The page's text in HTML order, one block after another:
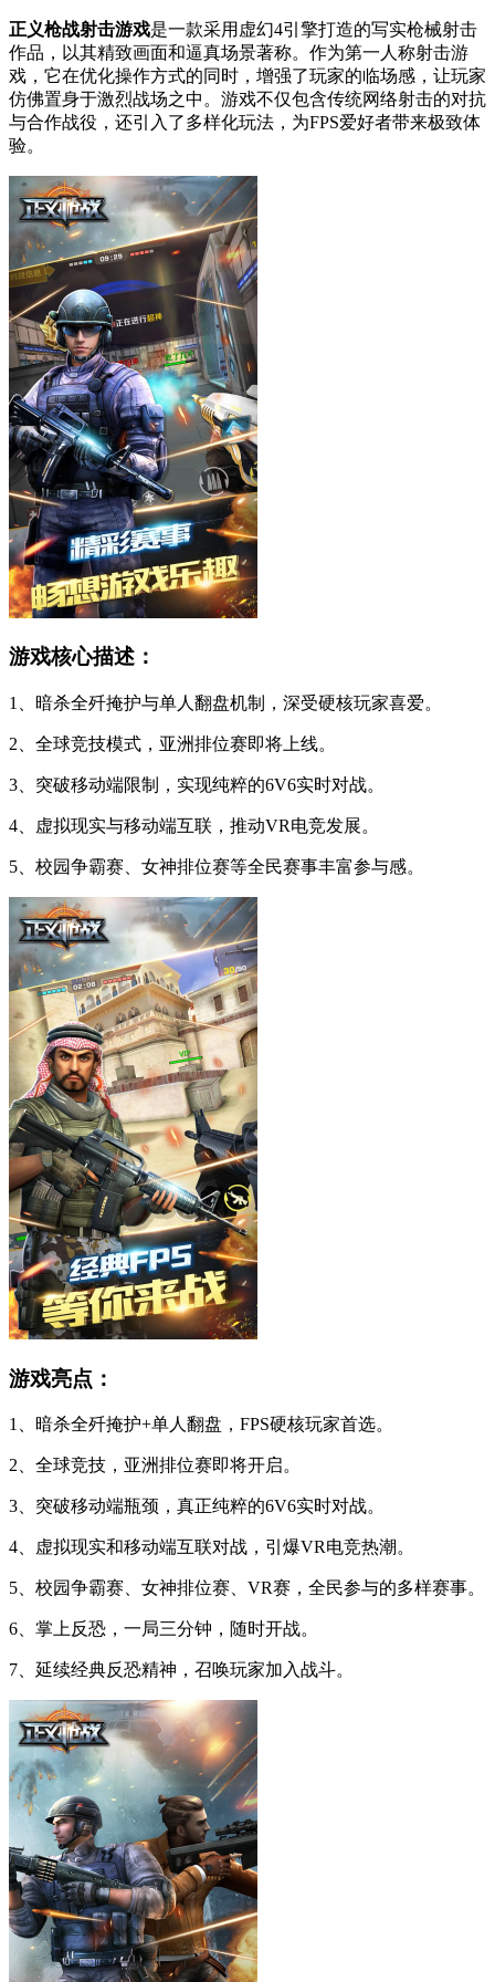
正义枪战射击游戏是一款采用虚幻4引擎打造的写实枪械射击
作品，以其精致画面和逼真场景著称。作为第一人称射击游
戏，它在优化操作方式的同时，增强了玩家的临场感，让玩家
仿佛置身于激烈战场之中。游戏不仅包含传统网络射击的对抗
与合作战役，还引入了多样化玩法，为FPS爱好者带来极致体
验。
游戏核心描述：
1、暗杀全歼掩护与单人翻盘机制，深受硬核玩家喜爱。
2、全球竞技模式，亚洲排位赛即将上线。
3、突破移动端限制，实现纯粹的6V6实时对战。
4、虚拟现实与移动端互联，推动VR电竞发展。
5、校园争霸赛、女神排位赛等全民赛事丰富参与感。
游戏亮点：
1、暗杀全歼掩护+单人翻盘，FPS硬核玩家首选。
2、全球竞技，亚洲排位赛即将开启。
3、突破移动端瓶颈，真正纯粹的6V6实时对战。
4、虚拟现实和移动端互联对战，引爆VR电竞热潮。
5、校园争霸赛、女神排位赛、VR赛，全民参与的多样赛事。
6、掌上反恐，一局三分钟，随时开战。
7、延续经典反恐精神，召唤玩家加入战斗。